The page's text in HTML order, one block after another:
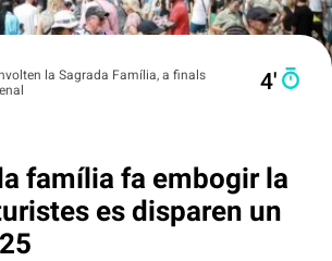
la Sagrada Família, a finals
4′
família fa embogir la
es disparen un